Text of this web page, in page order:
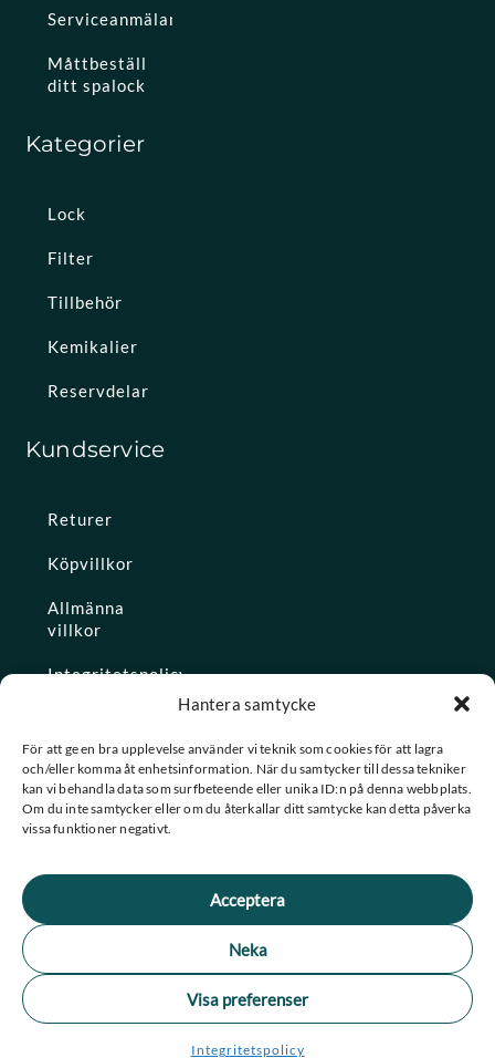
Hantera samtycke
För att ge en bra upplevelse använder vi teknik som cookies för att lagra
och/eller komma åt enhetsinformation. När du samtycker till dessa tekniker
kan vi behandla data som surfbeteende eller unika ID:n på denna webbplats.
Om du inte samtycker eller om du återkallar ditt samtycke kan detta påverka
vissa funktioner negativt.
Acceptera
Neka
Visa preferenser
Integritetspolicy
Serviceanmälan
Måttbeställ
ditt spalock
Kategorier
Lock
Filter
Tillbehör
Kemikalier
Reservdelar
Kundservice
Returer
Köpvillkor
Allmänna
villkor
Integritetspolicy
Konto
★ Trustpilot
Se alla våra omdömen
© 2026 Spashopen. Alla rättigheter förbehållna.